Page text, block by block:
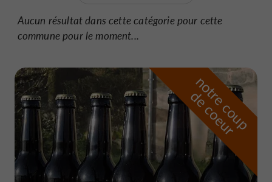
Aucun résultat dans cette catégorie pour cette
commune pour le moment...
n
o
t
r
e
c
o
u
p
d
e
c
o
e
u
r